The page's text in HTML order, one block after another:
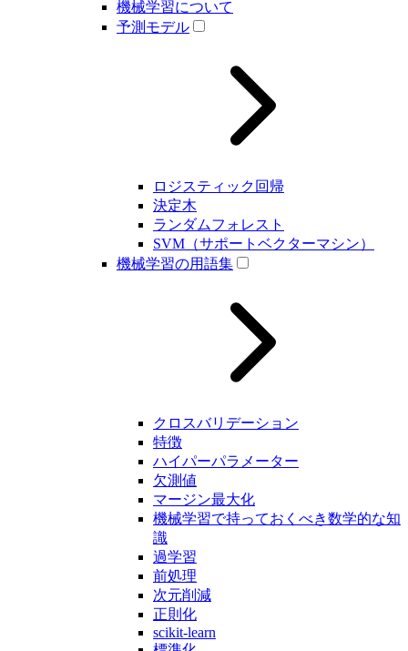
機械学習について
予測モデル
ロジスティック回帰
決定木
ランダムフォレスト
SVM（サポートベクターマシン）
機械学習の用語集
クロスバリデーション
特徴
ハイパーパラメーター
欠測値
マージン最大化
機械学習で持っておくべき数学的な知
識
過学習
前処理
次元削減
正則化
scikit-learn